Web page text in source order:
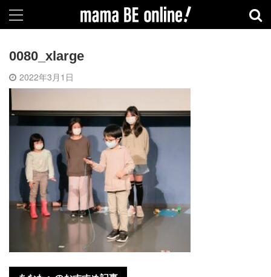
0080_xlarge
2022年3月1日